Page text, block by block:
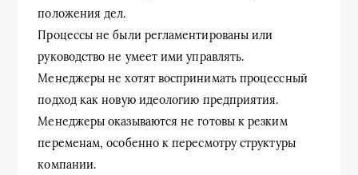
положения дел.
Процессы не были регламентированы или
руководство не умеет ими управлять.
Менеджеры не хотят воспринимать процессный
подход как новую идеологию предприятия.
Менеджеры оказываются не готовы к резким
переменам, особенно к пересмотру структуры
компании.